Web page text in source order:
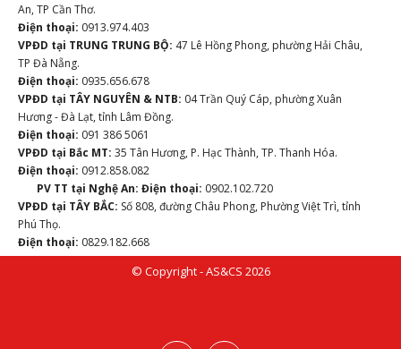
An, TP Cần Thơ.
Điện thoại: 0913.974.403
VPĐD tại TRUNG TRUNG BỘ: 47 Lê Hồng Phong, phường Hải Châu,
TP Đà Nẵng.
Điện thoại: 0935.656.678
VPĐD tại TÂY NGUYÊN & NTB: 04 Trần Quý Cáp, phường Xuân
Hương - Đà Lạt, tỉnh Lâm Đồng.
Điện thoại: 091 386 5061
VPĐD tại Bắc MT: 35 Tân Hương, P. Hạc Thành, TP. Thanh Hóa.
Điện thoại: 0912.858.082
PV TT tại Nghệ An: Điện thoại: 0902.102.720
VPĐD tại TÂY BẮC: Số 808, đường Châu Phong, Phường Việt Trì, tỉnh
Phú Thọ.
Điện thoại: 0829.182.668
© Copyright - AS&CS 2026